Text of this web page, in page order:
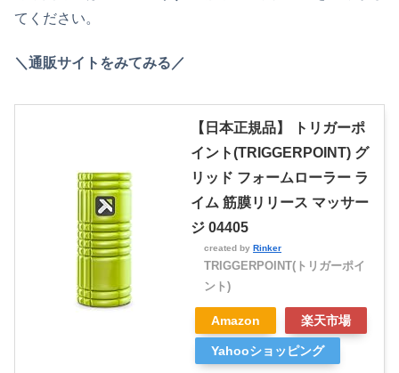
てください。
＼通販サイトをみてみる／
【日本正規品】 トリガーポ
イント(TRIGGERPOINT) グ
リッド フォームローラー ラ
イム 筋膜リリース マッサー
ジ 04405
created by Rinker
TRIGGERPOINT(トリガーポイ
ント)
Amazon 楽天市場
Yahooショッピング